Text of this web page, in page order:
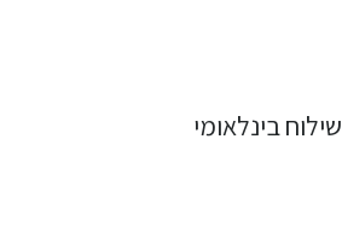
שילוח בינלאומי